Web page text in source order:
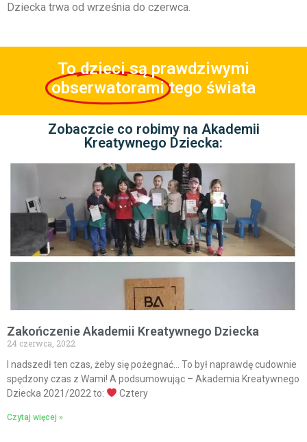
Dziecka trwa od września do czerwca.
To dzieci są prawdziwymi
obserwatorami tego świata
Zobaczcie co robimy na Akademii
Kreatywnego Dziecka:
Zakończenie Akademii Kreatywnego Dziecka
24 czerwca, 2022
I nadszedł ten czas, żeby się pożegnać… To był naprawdę cudownie
spędzony czas z Wami! A podsumowując – Akademia Kreatywnego
Dziecka 2021/2022 to:
Cztery
Czytaj więcej »